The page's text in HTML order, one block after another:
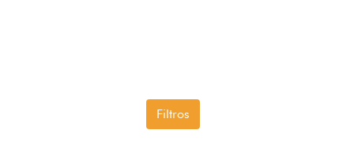
Filtros